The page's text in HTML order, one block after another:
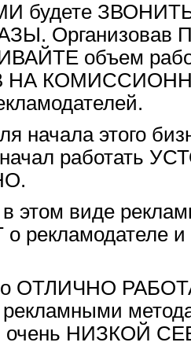
будете ЗВОНИТЬ
Организовав
объем
НА
начала этого
начал работать
этом виде
рекламодателе
ОТЛИЧНО
очень НИЗКОЙ